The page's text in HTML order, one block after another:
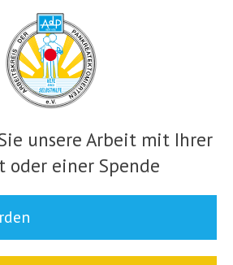
unsere Arbeit mit Ihrer
einer Spende